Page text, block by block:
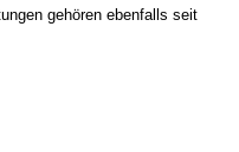
gehören ebenfalls seit